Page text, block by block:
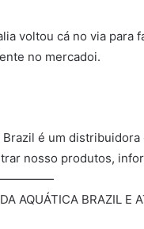
voltou cá no via
no mercadoi.
Brazil é um
nosso produtos,
AQUÁTICA BRAZIL E